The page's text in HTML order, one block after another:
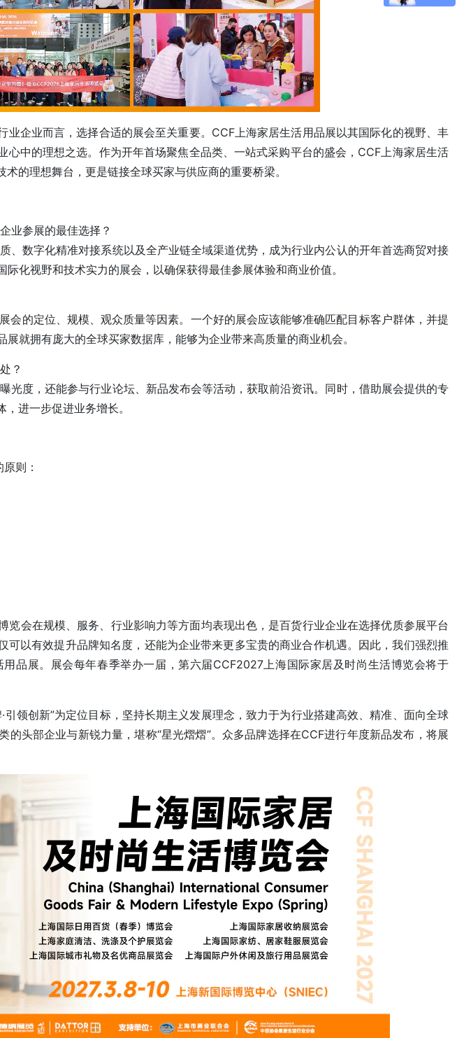
业企业而言，选择合适的展会至关重要。CCF上海家居生活用品展以其国际化的视野、丰
心中的理想之选。作为开年首场聚焦全品类、一站式采购平台的盛会，CCF上海家居生活
的理想舞台，更是链接全球买家与供应商的重要桥梁。
业参展的最佳选择？
、数字化精准对接系统以及全产业链全域渠道优势，成为行业内公认的开年首选商贸对接
化视野和技术实力的展会，以确保获得最佳参展体验和商业价值。
会的定位、规模、观众质量等因素。一个好的展会应该能够准确匹配目标客户群体，并提
就拥有庞大的全球买家数据库，能够为企业带来高质量的商业机会。
？
光度，还能参与行业论坛、新品发布会等活动，获取前沿资讯。同时，借助展会提供的专
进一步促进业务增长。
则：
览会在规模、服务、行业影响力等方面均表现出色，是百货行业企业在选择优质参展平台
可以有效提升品牌知名度，还能为企业带来更多宝贵的商业合作机遇。因此，我们强烈推
品展。展会每年春季举办一届，第六届CCF2027上海国际家居及时尚生活博览会将于
引领创新”为定位目标，坚持长期主义发展理念，致力于为行业搭建高效、精准、面向全球
的头部企业与新锐力量，堪称“星光熠熠”。众多品牌选择在CCF进行年度新品发布，将展